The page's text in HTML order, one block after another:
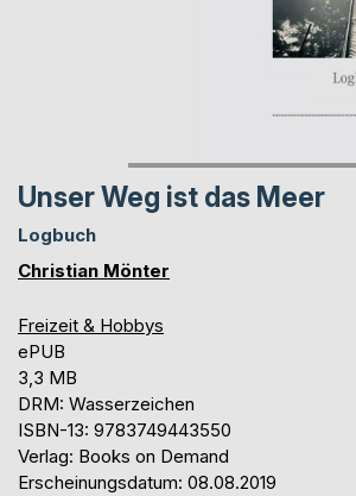
Unser Weg ist das Meer
Logbuch
Christian Mönter
Freizeit & Hobbys
ePUB
3,3 MB
DRM: Wasserzeichen
ISBN-13: 9783749443550
Verlag: Books on Demand
Erscheinungsdatum: 08.08.2019